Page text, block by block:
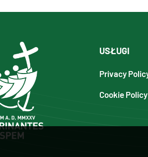
USŁUGI
Privacy
Cookie Policy